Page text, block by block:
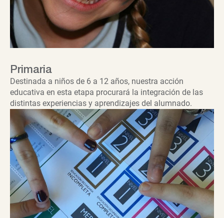
Primaria
Destinada a niños de 6 a 12 años, nuestra acción
educativa en esta etapa procurará la integración de las
distintas experiencias y aprendizajes del alumnado.